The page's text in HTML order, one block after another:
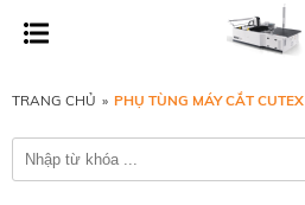
TRANG CHỦ » PHỤ TÙNG MÁY CẮT CUTEX